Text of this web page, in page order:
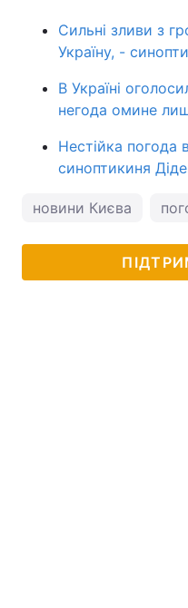
Сильні зливи з
Україну, -
В Україні
негода омине
Нестійка погода
синоптикиня
новини Києва